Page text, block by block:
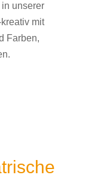
unserer
mit
Farben,